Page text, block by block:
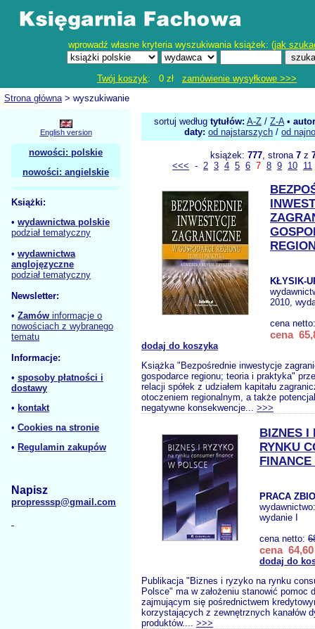
wprowadź własne kryteria wyszukiwania książek: (jak
Twój koszyk: 0 zł zamówienie wysyłkowe >>>
Strona główna> wyszukiwanie
English version
nowości: polskie
nowości: angielskie
Książki:
• wydawnictwa polskie
podział tematyczny
• wydawnictwa
anglojęzyczne
podział tematyczny
Newsletter:
• Zamów informacje o
nowościach z wybranego
tematu
Informacje:
• sposoby płatności i
dostawy
• kontakt
• Cookies na stronie
• Regulamin zakupów
Napisz
propresssp@gmail.com
sortuj według tytułów: A-Z / Z-A•
daty: od najstarszych / od
książek: 777, strona 7z
<<< - 2 3 4 5 6 7 8 9 10 11
KŁYSIK-
2010,
cena
cena
dodaj do koszyka
Książka "Bezpośrednie inwestycje
gospodarce regionu; teoria i praktyka"
relacji spółek z udziałem kapitału
otoczeniem regionalnym, a także
negatywne konsekwencje... >>>
BIZNES I
RYNKU
PRACA
wydanie I
cena netto:
cena 64,60
dodaj do
Publikacja "Biznes i ryzyko na rynku
Polsce" ma w założeniu stanowić pomoc
zajmującym się pośrednictwem
korzystających z zewnętrznych kanałów
produktów.... >>>